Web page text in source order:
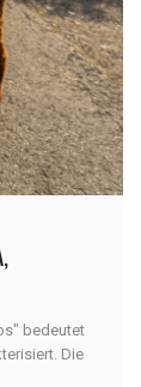
bedeutet
Die